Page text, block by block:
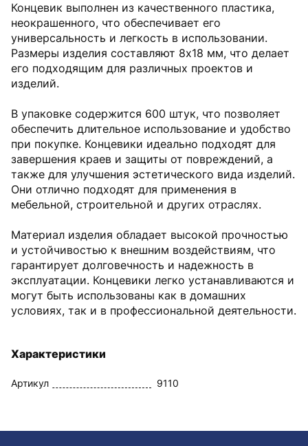
Концевик выполнен из качественного пластика,
неокрашенного, что обеспечивает его
универсальность и легкость в использовании.
Размеры изделия составляют 8x18 мм, что делает
его подходящим для различных проектов и
изделий.
В упаковке содержится 600 штук, что позволяет
обеспечить длительное использование и удобство
при покупке. Концевики идеально подходят для
завершения краев и защиты от повреждений, а
также для улучшения эстетического вида изделий.
Они отлично подходят для применения в
мебельной, строительной и других отраслях.
Материал изделия обладает высокой прочностью
и устойчивостью к внешним воздействиям, что
гарантирует долговечность и надежность в
эксплуатации. Концевики легко устанавливаются и
могут быть использованы как в домашних
условиях, так и в профессиональной деятельности.
Характеристики
Артикул 9110